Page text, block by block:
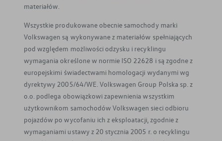
materiałów.
Wszystkie produkowane obecnie samochody marki
Volkswagen są wykonywane z materiałów spełniających
pod względem możliwości odzysku i recyklingu
wymagania określone w normie ISO 22628 i są zgodne z
europejskimi świadectwami homologacji wydanymi wg
dyrektywy 2005/64/WE. Volkswagen Group Polska sp. z
o.o. podlega obowiązkowi zapewnienia wszystkim
użytkownikom samochodów Volkswagen sieci odbioru
pojazdów po wycofaniu ich z eksploatacji, zgodnie z
wymaganiami ustawy z 20 stycznia 2005 r. o recyklingu